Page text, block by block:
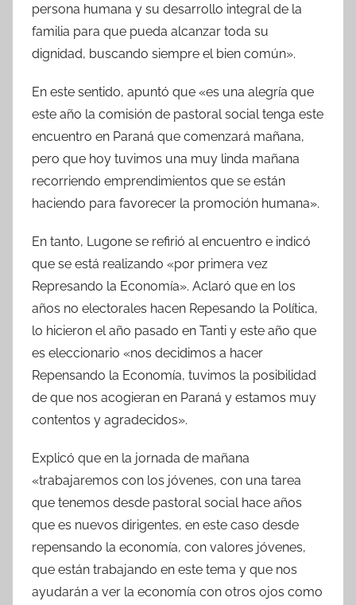
persona humana y su desarrollo integral de la
familia para que pueda alcanzar toda su
dignidad, buscando siempre el bien común».
En este sentido, apuntó que «es una alegría que
este año la comisión de pastoral social tenga este
encuentro en Paraná que comenzará mañana,
pero que hoy tuvimos una muy linda mañana
recorriendo emprendimientos que se están
haciendo para favorecer la promoción humana».
En tanto, Lugone se refirió al encuentro e indicó
que se está realizando «por primera vez
Represando la Economía». Aclaró que en los
años no electorales hacen Repesando la Política,
lo hicieron el año pasado en Tanti y este año que
es eleccionario «nos decidimos a hacer
Repensando la Economía, tuvimos la posibilidad
de que nos acogieran en Paraná y estamos muy
contentos y agradecidos».
Explicó que en la jornada de mañana
«trabajaremos con los jóvenes, con una tarea
que tenemos desde pastoral social hace años
que es nuevos dirigentes, en este caso desde
repensando la economía, con valores jóvenes,
que están trabajando en este tema y que nos
ayudarán a ver la economía con otros ojos como